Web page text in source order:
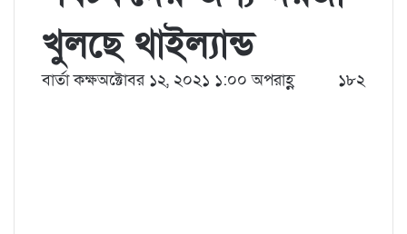
খুলছে থাইল্যান্ড
বার্তা কক্ষঅক্টোবর ১২, ২০২১ ১:০০ অপরাহ্ণ ১৮২